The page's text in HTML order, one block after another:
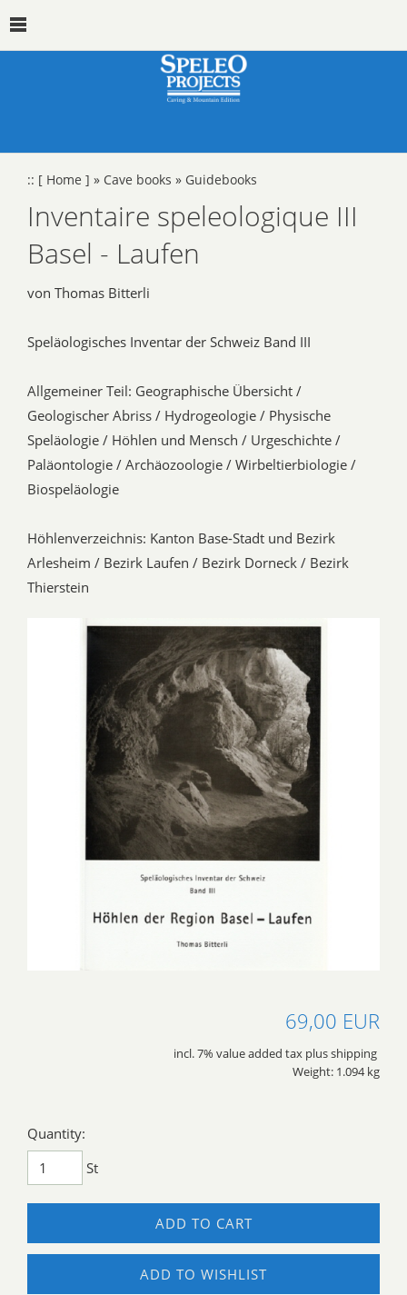
:: [ Home ] » Cave books » Guidebooks
Inventaire speleologique III
Basel - Laufen
von Thomas Bitterli
Speläologisches Inventar der Schweiz Band III
Allgemeiner Teil: Geographische Übersicht /
Geologischer Abriss / Hydrogeologie / Physische
Speläologie / Höhlen und Mensch / Urgeschichte /
Paläontologie / Archäozoologie / Wirbeltierbiologie /
Biospeläologie
Höhlenverzeichnis: Kanton Base-Stadt und Bezirk
Arlesheim / Bezirk Laufen / Bezirk Dorneck / Bezirk
Thierstein
69,00 EUR
incl. 7% value added tax plus shipping
Weight: 1.094 kg
Quantity:
St
ADD TO CART
ADD TO WISHLIST